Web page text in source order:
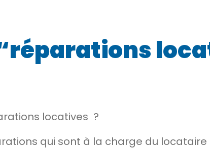
locatives ?
qui sont à la charge du